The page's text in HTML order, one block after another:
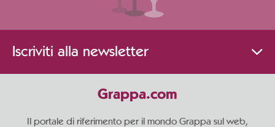
Iscriviti alla newsletter
Grappa.com
Il portale di riferimento per il mondo Grappa sul web,